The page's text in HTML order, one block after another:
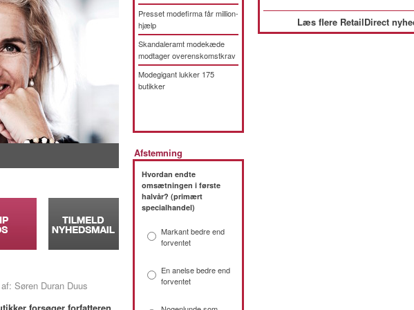
Søren Duran Duus
Presset modefirma får million-
hjælp
Skandaleramt modekæde
modtager overenskomstkrav
Modegigant lukker 175
butikker
Afstemning
Hvordan endte
omsætningen i første
halvår? (primært
specialhandel)
Markant bedre end
forventet
En anelse bedre end
forventet
Læs flere RetailDirect